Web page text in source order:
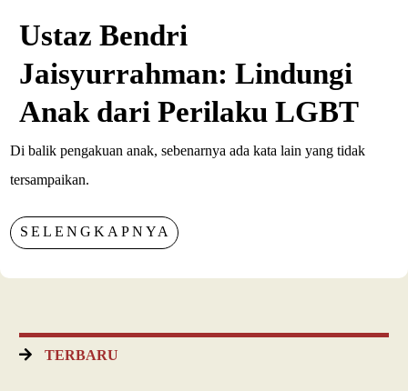
Ustaz Bendri
Jaisyurrahman: Lindungi
Anak dari Perilaku LGBT
Di balik pengakuan anak, sebenarnya ada kata lain yang tidak
tersampaikan.
SELENGKAPNYA
TERBARU